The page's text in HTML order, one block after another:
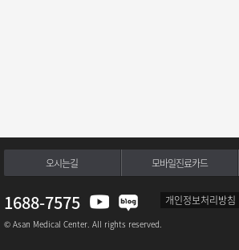
오시는길 모바일진료카드
1688-7575 개인정보처리방침
© Asan Medical Center. All rights reserved.